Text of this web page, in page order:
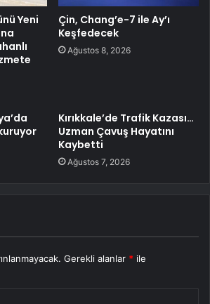
Yeni
Çin, Chang’e-7 ile Ay’ı
Keşfedecek
Ağustos 8, 2026
Kırıkkale’de Trafik Kazası…
Uzman Çavuş Hayatını
Kaybetti
Ağustos 7, 2026
Gerekli alanlar * ile